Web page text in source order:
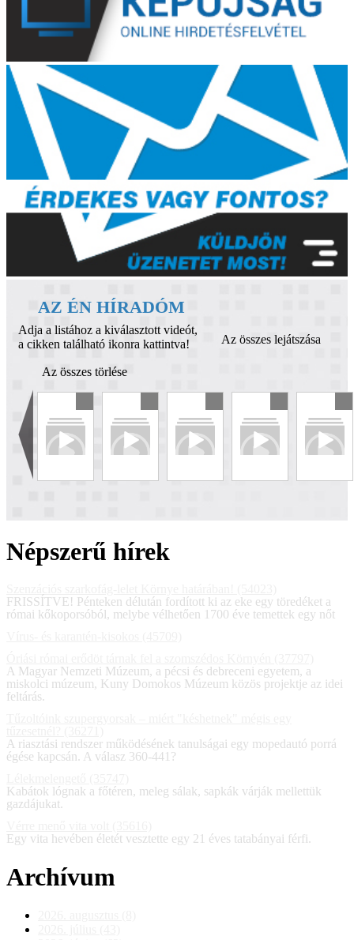
AZ ÉN HÍRADÓM
Adja a listához a kiválasztott videót,
a cikken található ikonra kattintva!
Az összes lejátszása
Az összes törlése
Népszerű hírek
FRISSÍTVE! Pénteken délután fordított ki az eke egy töredéket a
római kőkoporsóból, melybe vélhetően 1700 éve temettek egy nőt
A Magyar Nemzeti Múzeum, a pécsi és debreceni egyetem, a
miskolci múzeum, Kuny Domokos Múzeum közös projektje az idei
feltárás.
A riasztási rendszer működésének tanulságai egy mopedautó porrá
égése kapcsán. A válasz 360-441?
Kabátok lógnak a főtéren, meleg sálak, sapkák várják mellettük
gazdájukat.
Egy vita hevében életét vesztette egy 21 éves tatabányai férfi.
Archívum